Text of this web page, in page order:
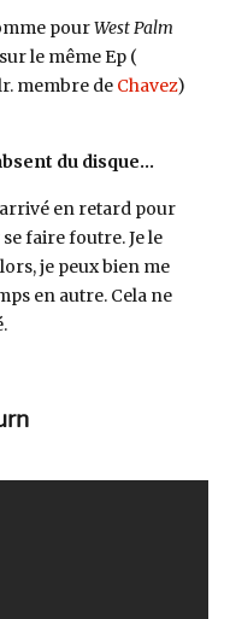
pourWest Palm
le même Ep (
membre de Chavez)
du disque…
en retard pour
faire foutre. Je le
je peux bien me
en autre. Cela ne